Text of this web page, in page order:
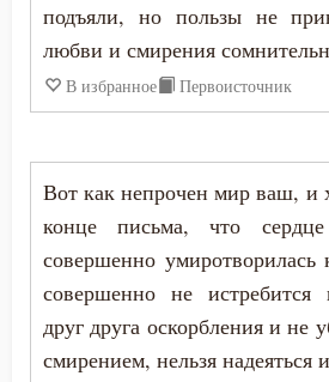
Монах
Мысли
Наслаждение
Начальство
Нечувствие
Нищета
Каллист Ангеликуд
Климент Римский
Лев Великий
Лев Оптинский (Наголкин)
подъяли, но пользы не
любви и смирения
В избранное Первоисточник
Вот как непрочен мир ваш, и
конце письма, что
совершенно умиротворилась
совершенно не истребится
друг друга оскорбления и не
смирением, нельзя надеяться